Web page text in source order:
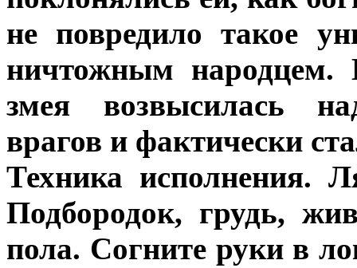
не повредило такое
ничтожным народцем.
змея возвысилась
врагов и фактически
Техника исполнения.
Подбородок, грудь,
пола. Согните руки в